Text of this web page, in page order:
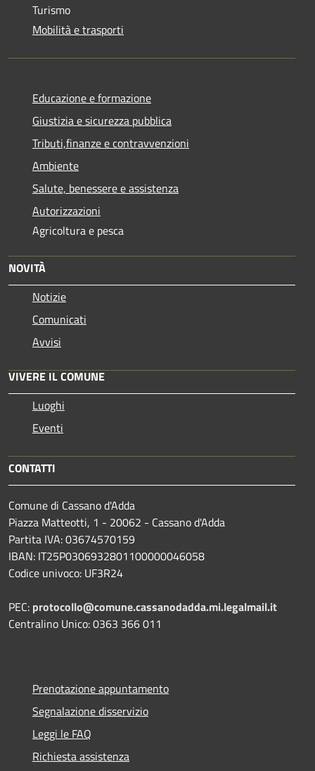
Turismo
Mobilità e trasporti
Educazione e formazione
Giustizia e sicurezza pubblica
Tributi,finanze e contravvenzioni
Ambiente
Salute, benessere e assistenza
Autorizzazioni
Agricoltura e pesca
NOVITÀ
Notizie
Comunicati
Avvisi
VIVERE IL COMUNE
Luoghi
Eventi
CONTATTI
Comune di Cassano d'Adda
Piazza Matteotti, 1 - 20062 - Cassano d'Adda
Partita IVA: 03674570159
IBAN: IT25P0306932801100000046058
Codice univoco: UF3R24
PEC: protocollo@comune.cassanodadda.mi.legalmail.it
Centralino Unico: 0363 366 011
Prenotazione appuntamento
Segnalazione disservizio
Leggi le FAQ
Richiesta assistenza